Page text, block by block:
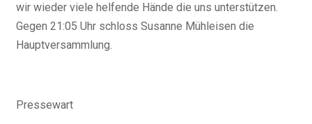
wir wieder viele helfende Hände die uns unterstützen.
Gegen 21:05 Uhr schloss Susanne Mühleisen die
Hauptversammlung.
Pressewart